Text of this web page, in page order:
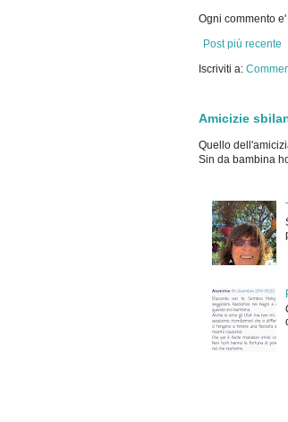
Ogni commento
Post più recente
Iscriviti a:
Amicizie
Quello
Sin da bambina